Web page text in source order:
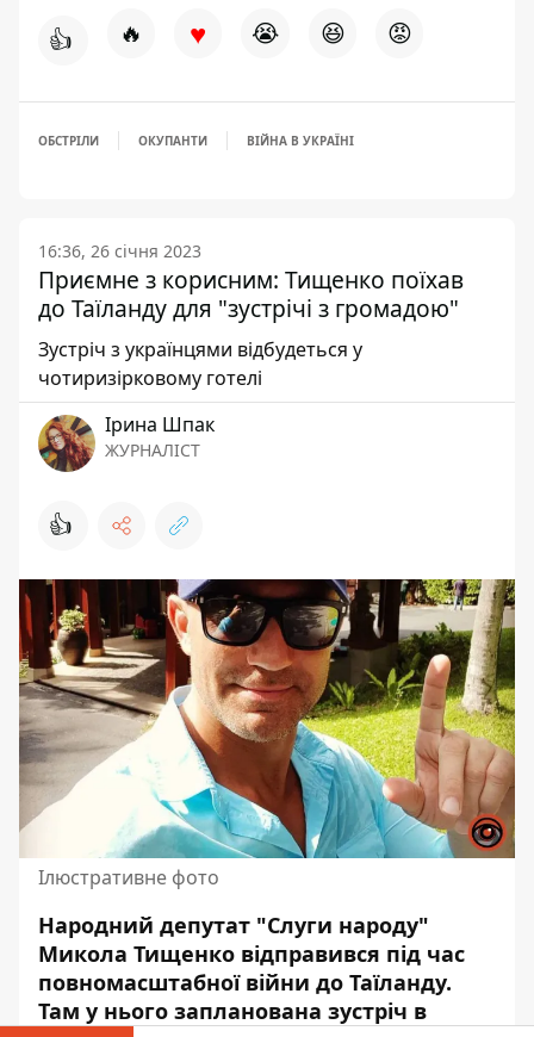
👍 🔥 ♥ 😭 😆 😡
ОБСТРІЛИ ОКУПАНТИ ВІЙНА В УКРАЇНІ
16:36, 26 січня 2023
Приємне з корисним: Тищенко поїхав
до Таїланду для "зустрічі з громадою"
Зустріч з українцями відбудеться у
чотиризірковому готелі
Ірина Шпак
ЖУРНАЛІСТ
👍
Ілюстративне фото
Народний депутат "Слуги народу"
Микола Тищенко відправився під час
повномасштабної війни до Таїланду.
Там у нього запланована зустріч в